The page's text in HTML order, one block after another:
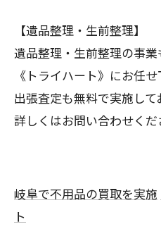
【遺品整理・生前整理】
遺品整理・生前整理の事
《トライハート》にお任せ
出張査定も無料で実施して
詳しくはお問い合わせくだ
岐阜で不用品の買取を実施
ト